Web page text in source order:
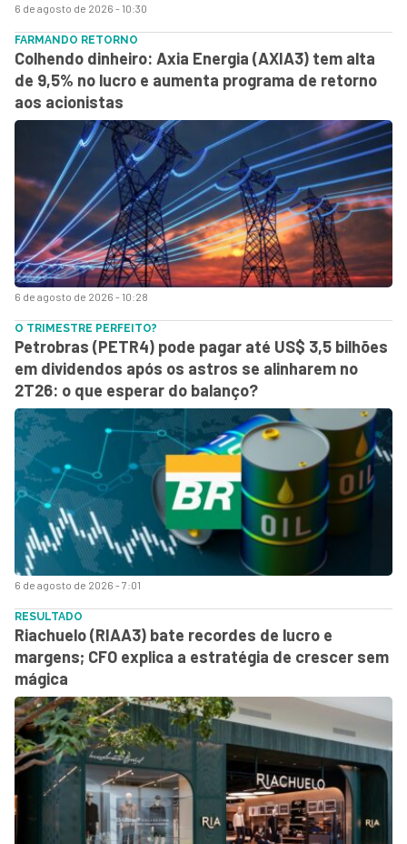
6 de agosto de 2026 - 10:30
6 de agosto de 2026 - 10:28
FARMANDO RETORNO
Colhendo dinheiro: Axia Energia (AXIA3) tem alta
de 9,5% no lucro e aumenta programa de retorno
aos acionistas
6 de agosto de 2026 - 7:01
O TRIMESTRE PERFEITO?
Petrobras (PETR4) pode pagar até US$ 3,5 bilhões
em dividendos após os astros se alinharem no
2T26: o que esperar do balanço?
RESULTADO
Riachuelo (RIAA3) bate recordes de lucro e
margens; CFO explica a estratégia de crescer sem
mágica